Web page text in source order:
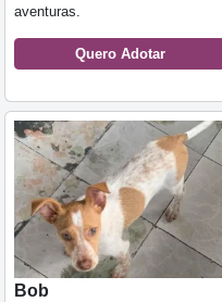
aventuras.
Quero Adotar
Bob